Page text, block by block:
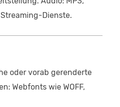
Dienste.
oder vorab gerenderte
Webfonts wie WOFF,